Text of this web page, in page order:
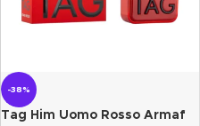
-38%
Tag Him Uomo Rosso Armaf